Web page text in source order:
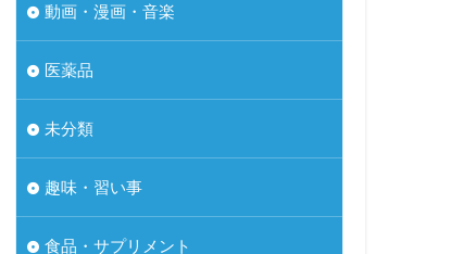
動画・漫画・音楽
医薬品
未分類
趣味・習い事
食品・サプリメント